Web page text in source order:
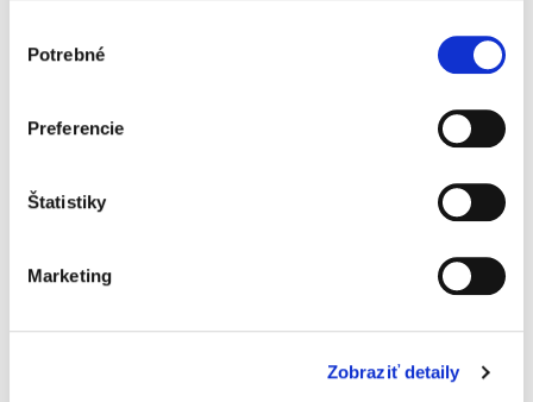
súhlasu
Potrebné
Preferencie
Štatistiky
Marketing
Zobraziť detaily
21,30 €
Beggs Kids Vitamin D3
400 IU BIO Olive Oil (30